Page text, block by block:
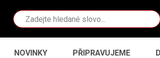
Vyhledávání
NOVINKY PŘIPRAVUJEME